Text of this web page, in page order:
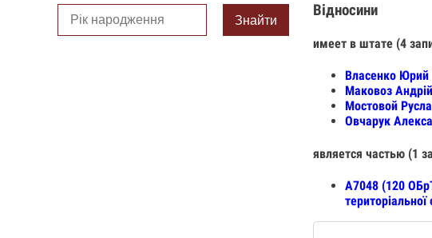
Знайти
Відносини
имеет в штате (4
Власенко Юрий
Маковоз
Мостовой
Овчарук
является частью (1
А7048 (120